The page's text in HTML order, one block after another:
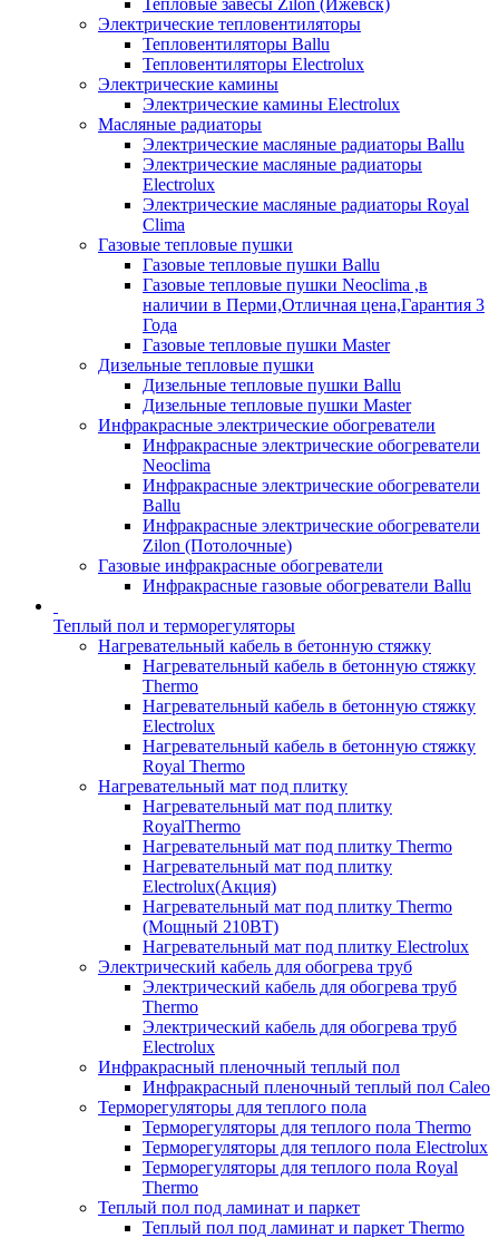
Тепловые завесы Zilon (Ижевск)
Электрические тепловентиляторы
Тепловентиляторы Ballu
Тепловентиляторы Electrolux
Электрические камины
Электрические камины Electrolux
Масляные радиаторы
Электрические масляные радиаторы Ballu
Электрические масляные радиаторы
Electrolux
Электрические масляные радиаторы Royal
Clima
Газовые тепловые пушки
Газовые тепловые пушки Ballu
Газовые тепловые пушки Neoclima ,в
наличии в Перми,Отличная цена,Гарантия 3
Года
Газовые тепловые пушки Master
Дизельные тепловые пушки
Дизельные тепловые пушки Ballu
Дизельные тепловые пушки Master
Инфракрасные электрические обогреватели
Инфракрасные электрические обогреватели
Neoclima
Инфракрасные электрические обогреватели
Ballu
Инфракрасные электрические обогреватели
Zilon (Потолочные)
Газовые инфракрасные обогреватели
Инфракрасные газовые обогреватели Ballu
Теплый пол и терморегуляторы
Нагревательный кабель в бетонную стяжку
Нагревательный кабель в бетонную стяжку
Thermo
Нагревательный кабель в бетонную стяжку
Electrolux
Нагревательный кабель в бетонную стяжку
Royal Thermo
Нагревательный мат под плитку
Нагревательный мат под плитку
RoyalThermo
Нагревательный мат под плитку Thermo
Нагревательный мат под плитку
Electrolux(Акция)
Нагревательный мат под плитку Thermo
(Мощный 210ВТ)
Нагревательный мат под плитку Electrolux
Электрический кабель для обогрева труб
Электрический кабель для обогрева труб
Thermo
Электрический кабель для обогрева труб
Electrolux
Инфракрасный пленочный теплый пол
Инфракрасный пленочный теплый пол Caleo
Терморегуляторы для теплого пола
Терморегуляторы для теплого пола Thermo
Терморегуляторы для теплого пола Electrolux
Терморегуляторы для теплого пола Royal
Thermo
Теплый пол под ламинат и паркет
Теплый пол под ламинат и паркет Thermo